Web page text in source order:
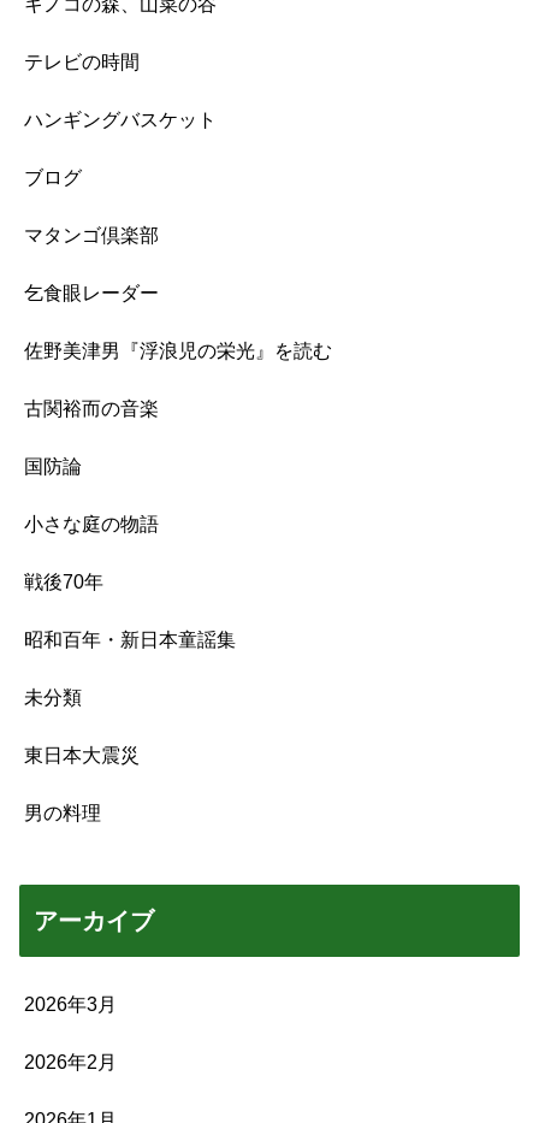
テレビの時間
ハンギングバスケット
ブログ
マタンゴ倶楽部
乞食眼レーダー
佐野美津男『浮浪児の栄光』を読む
古関裕而の音楽
国防論
小さな庭の物語
戦後70年
昭和百年・新日本童謡集
未分類
東日本大震災
男の料理
アーカイブ
2026年3月
2026年2月